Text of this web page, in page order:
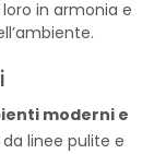
in armonia e
moderni e
linee pulite e